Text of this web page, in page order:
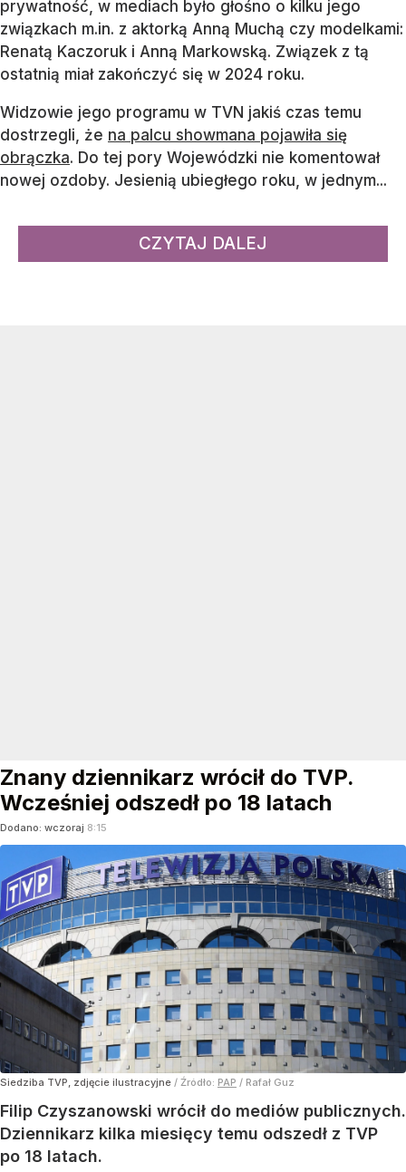
prywatność, w mediach było głośno o kilku jego
związkach m.in. z aktorką Anną Muchą czy modelkami:
Renatą Kaczoruk i Anną Markowską. Związek z tą
ostatnią miał zakończyć się w 2024 roku.
Widzowie jego programu w TVN jakiś czas temu
dostrzegli, że na palcu showmana pojawiła się
obrączka. Do tej pory Wojewódzki nie komentował
nowej ozdoby. Jesienią ubiegłego roku, w jednym...
CZYTAJ DALEJ
Znany dziennikarz wrócił do TVP.
Wcześniej odszedł po 18 latach
Dodano: wczoraj 8:15
Siedziba TVP, zdjęcie ilustracyjne / Źródło: PAP / Rafał Guz
Filip Czyszanowski wrócił do mediów publicznych.
Dziennikarz kilka miesięcy temu odszedł z TVP
po 18 latach.